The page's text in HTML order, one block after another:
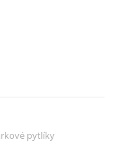
pytlíky